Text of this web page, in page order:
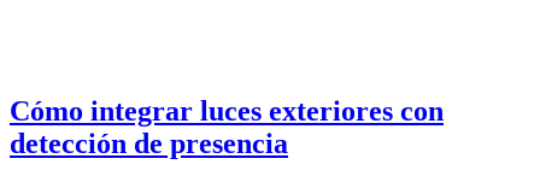
Cómo integrar luces exteriores con
detección de presencia